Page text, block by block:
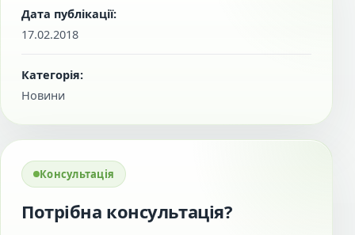
Дата публікації:
17.02.2018
Категорія:
Новини
Консультація
Потрібна консультація?